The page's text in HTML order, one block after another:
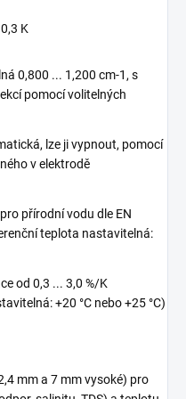
K
0,800 ... 1,200 cm-1, s
pomocí volitelných
lze ji vypnout, pomocí
v elektrodě
přírodní vodu dle EN
teplota nastavitelná:
od 0,3 ... 3,0 %/K
+20 °C nebo +25 °C)
mm a 7 mm vysoké) pro